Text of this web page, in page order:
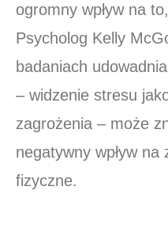
ogromny wpływ na
Psycholog Kelly
badaniach
– widzenie stresu
zagrożenia – może
negatywny wpływ
fizyczne.